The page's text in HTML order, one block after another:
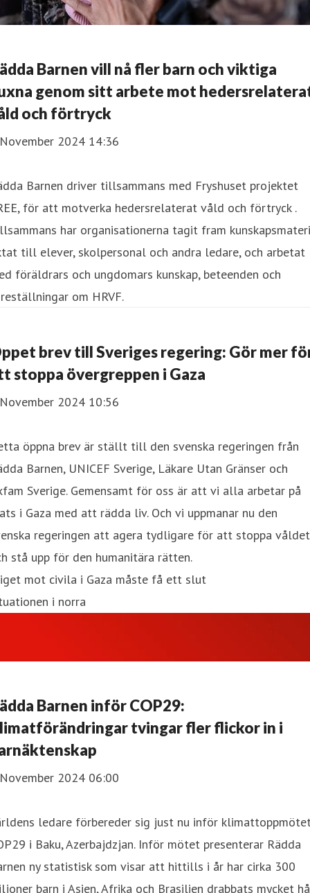
Barnen vill nå fler barn och viktiga
genom sitt arbete mot
och förtryck
2024 14:36
Barnen driver tillsammans med Fryshuset projektet
för att motverka hedersrelaterat våld och förtryck .
har organisationerna tagit fram
till elever, skolpersonal och andra ledare, och arbetat
föräldrars och ungdomars kunskap, beteenden och
om HRVF.
brev till Sveriges regering: Gör mer
stoppa övergreppen i Gaza
2024 10:56
öppna brev är ställt till den svenska regeringen från
Barnen, UNICEF Sverige, Läkare Utan Gränser och
Sverige. Gemensamt för oss är att vi alla arbetar på
i Gaza med att rädda liv. Och vi uppmanar nu den
regeringen att agera tydligare för att stoppa våldet
stå upp för den humanitära rätten.
mot civila i Gaza måste få ett slut
i norra
Barnen inför COP29:
tvingar fler flickor in i
2024 06:00
ledare förbereder sig just nu inför
i Baku, Azerbajdzjan. Inför mötet presenterar Rädda
ny statistisk som visar att hittills i år har cirka 300
barn i Asien, Afrika och Brasilien drabbats mycket